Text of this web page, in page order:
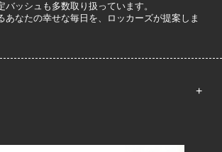
バッシュも多数取り扱っています。
あなたの幸せな毎日を、ロッカーズが提案しま
て